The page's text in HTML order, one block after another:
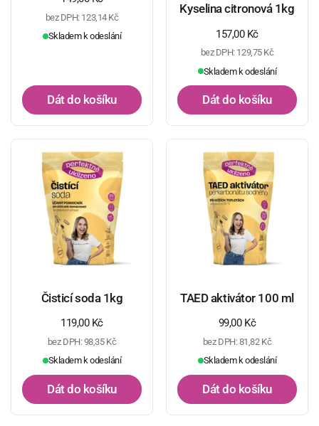
bez DPH: 123,14 Kč
Skladem k odeslání
Dát do košíku
Kyselina citronová 1kg
Běžná cena
157,00 Kč
bez DPH: 129,75 Kč
Skladem k odeslání
Dát do košíku
Čisticí soda 1kg
Běžná cena
119,00 Kč
bez DPH: 98,35 Kč
Skladem k odeslání
Dát do košíku
TAED aktivátor 100 ml
Běžná cena
99,00 Kč
bez DPH: 81,82 Kč
Skladem k odeslání
Dát do košíku